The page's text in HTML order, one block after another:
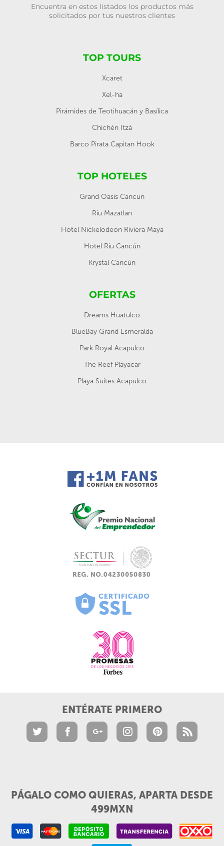
Encuentra en estos listados los productos más
solicitados por tus nuestros clientes
TOP TOURS
Xcaret
Xel-ha
Pirámides de Teotihuacán y Basílica
Chichén Itzá
Barco Pirata Capitan Hook
TOP HOTELES
Grand Oasis Cancun
Riu Mazatlan
Hotel Nickelodeon Riviera Maya
Hotel Riu Cancún
Krystal Cancún
OFERTAS
Dreams Huatulco
BlueBay Grand Esmeralda
Park Royal Acapulco
The Reef Playacar
Playa Suites Acapulco
ENTÉRATE PRIMERO
PÁGALO COMO QUIERAS, APARTA DESDE
499MXN